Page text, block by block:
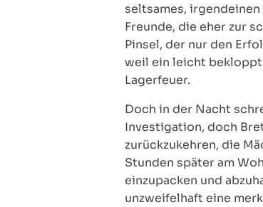
seltsames,
Freunde, die eher zur
Pinsel, der nur den
weil ein leicht
Lagerfeuer.
Doch in der Nacht
Investigation, doch
zurückzukehren, die
Stunden später am
einzupacken und
unzweifelhaft eine